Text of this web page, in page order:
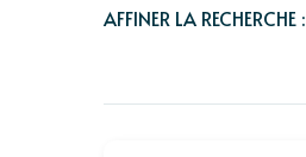
AFFINER LA RECHERCHE :